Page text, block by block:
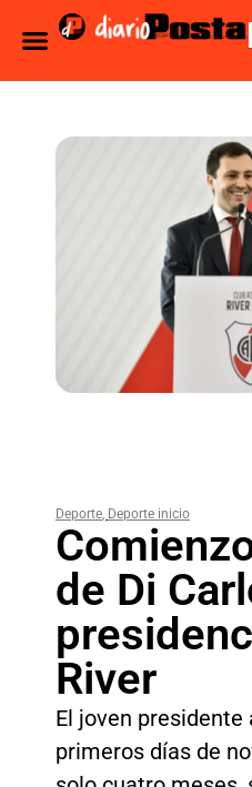
Deporte, Deporte inicio
de Di
River
El joven presidente
primeros días de